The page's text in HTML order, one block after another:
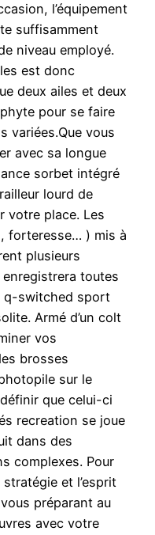
l’équipement
suffisamment
niveau employé.
est donc
deux ailes et deux
pour se faire
variées.Que vous
avec sa longue
sorbet intégré
lourd de
votre place. Les
forteresse… ) mis à
plusieurs
toutes
q-switched sport
Armé d’un colt
vos
brosses
sur le
que celui-ci
recreation se joue
dans des
complexes. Pour
et l’esprit
préparant au
avec votre